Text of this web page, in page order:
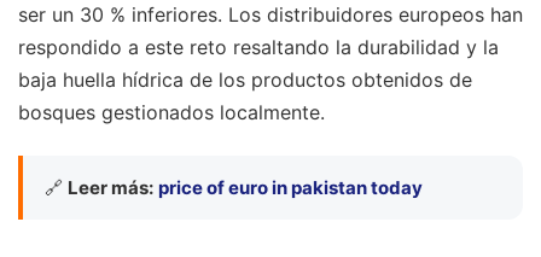
ser un 30 % inferiores. Los distribuidores europeos han
respondido a este reto resaltando la durabilidad y la
baja huella hídrica de los productos obtenidos de
bosques gestionados localmente.
🔗 Leer más: price of euro in pakistan today